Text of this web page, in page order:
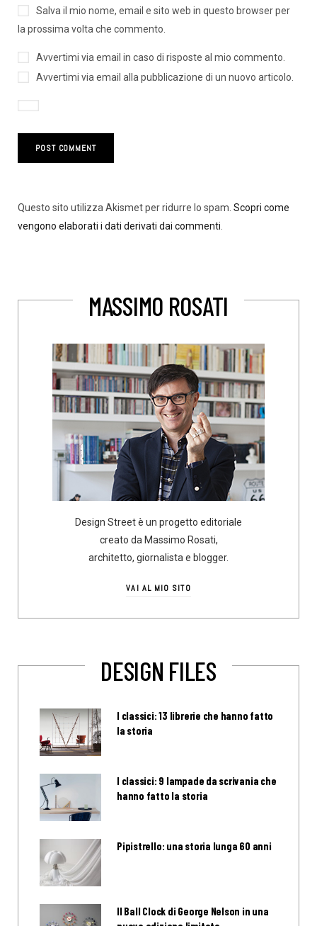
Salva il mio nome, email e sito web in questo browser per
la prossima volta che commento.
Avvertimi via email in caso di risposte al mio commento.
Avvertimi via email alla pubblicazione di un nuovo articolo.
Questo sito utilizza Akismet per ridurre lo spam. Scopri come
vengono elaborati i dati derivati dai commenti
MASSIMO ROSATI
Design Street è un progetto editoriale
creato da Massimo Rosati,
architetto, giornalista e blogger.
VAI AL MIO SITO
DESIGN FILES
I classici: 13 librerie che hanno fatto
la storia
I classici: 9 lampade da scrivania che
hanno fatto la storia
Pipistrello: una storia lunga 60 anni
Il Ball Clock di George Nelson in una